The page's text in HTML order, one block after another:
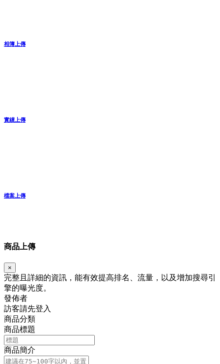
相簿上傳
實績上傳
檔案上傳
商品上傳
×
完整且詳細的資訊，能有效提高排名、流量，以及增加搜尋引
擎的曝光度。
發佈者
訪客請先登入
商品分類
商品標題
商品簡介